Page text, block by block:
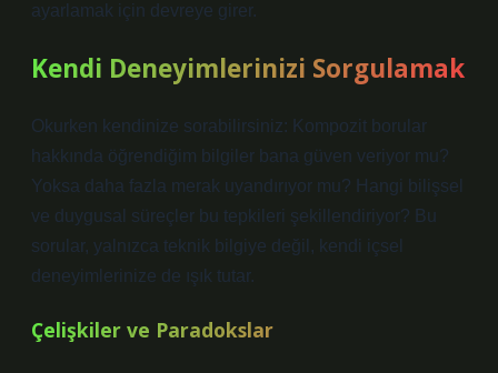
ayarlamak için devreye girer.
Kendi Deneyimlerinizi Sorgulamak
Okurken kendinize sorabilirsiniz: Kompozit borular
hakkında öğrendiğim bilgiler bana güven veriyor mu?
Yoksa daha fazla merak uyandırıyor mu? Hangi bilişsel
ve duygusal süreçler bu tepkileri şekillendiriyor? Bu
sorular, yalnızca teknik bilgiye değil, kendi içsel
deneyimlerinize de ışık tutar.
Çelişkiler ve Paradokslar